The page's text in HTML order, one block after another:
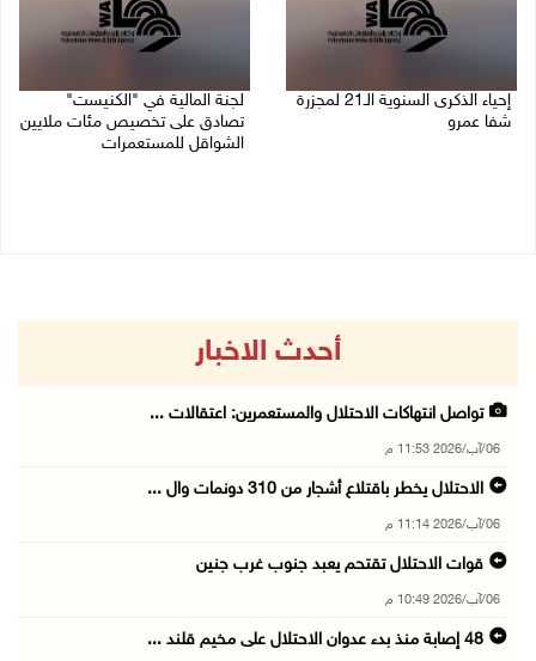
إحياء الذكرى السنوية الـ21 لمجزرة
شفا عمرو
لجنة المالية في "الكنيست"
تصادق على تخصيص مئات ملايين
الشواقل للمستعمرات
أحدث الاخبار
تواصل انتهاكات الاحتلال والمستعمرين: اعتقالات ...
06/آب/2026 11:53 م
الاحتلال يخطر باقتلاع أشجار من 310 دونمات وال ...
06/آب/2026 11:14 م
قوات الاحتلال تقتحم يعبد جنوب غرب جنين
06/آب/2026 10:49 م
48 إصابة منذ بدء عدوان الاحتلال على مخيم قلند ...